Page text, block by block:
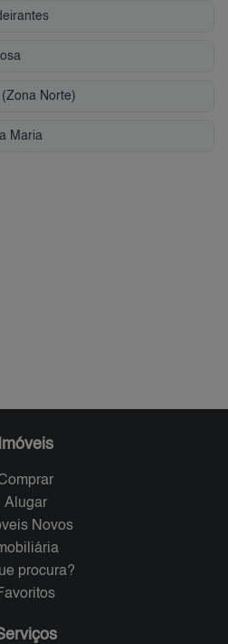
Norte)
Maria
Imóveis
Alugar
Novos
procura?